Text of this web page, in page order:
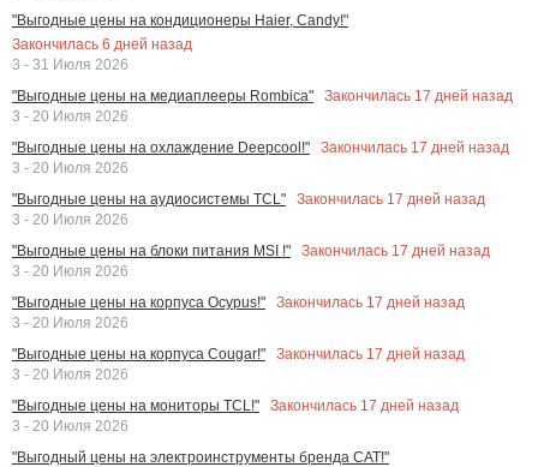
"Выгодные цены на кондиционеры Haier, Candy!"
Закончилась 6 дней назад
3 - 31 Июля 2026
"Выгодные цены на медиаплееры Rombica"
Закончилась 17 дней назад
3 - 20 Июля 2026
"Выгодные цены на охлаждение Deepcool!"
Закончилась 17 дней назад
3 - 20 Июля 2026
"Выгодные цены на аудиосистемы TCL"
Закончилась 17 дней назад
3 - 20 Июля 2026
"Выгодные цены на блоки питания MSI !"
Закончилась 17 дней назад
3 - 20 Июля 2026
"Выгодные цены на корпуса Ocypus!"
Закончилась 17 дней назад
3 - 20 Июля 2026
"Выгодные цены на корпуса Cougar!"
Закончилась 17 дней назад
3 - 20 Июля 2026
"Выгодные цены на мониторы TCL!"
Закончилась 17 дней назад
3 - 20 Июля 2026
"Выгодный цены на электроинструменты бренда CAT!"